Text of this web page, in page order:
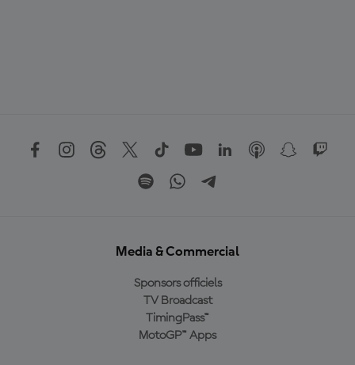
Media & Commercial
Sponsors officiels
TV Broadcast
TimingPass™
MotoGP™ Apps